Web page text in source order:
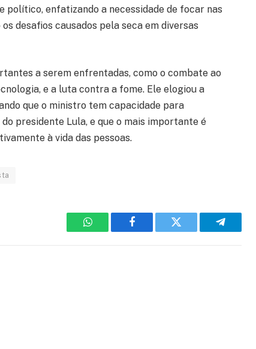
político, enfatizando a necessidade de focar nas
desafios causados pela seca em diversas
a serem enfrentadas, como o combate ao
e a luta contra a fome. Ele elogiou a
que o ministro tem capacidade para
presidente Lula, e que o mais importante é
à vida das pessoas.
WhatsAppFacebook Twitter Telegram